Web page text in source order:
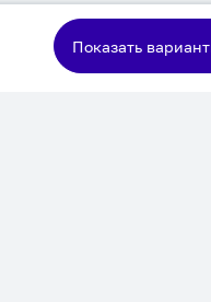
Двухъярусная
кровать
Показать